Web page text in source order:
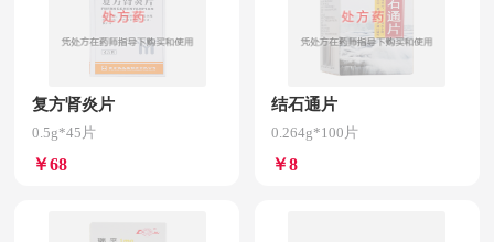
复方肾炎片
0.5g*45片
￥68
结石通片
0.264g*100片
￥8